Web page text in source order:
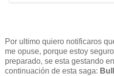
Por ultimo quiero notificaros
me opuse, porque estoy
preparado, se esta gestando
continuación de esta saga: